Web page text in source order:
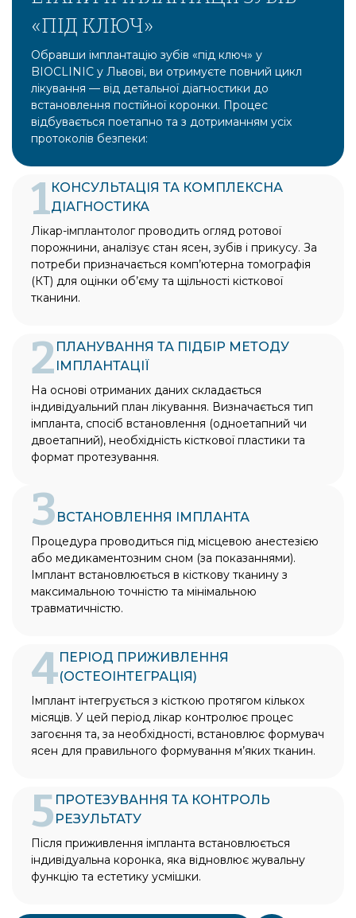
«ПІД КЛЮЧ»
Обравши імплантацію зубів «під ключ» у
BIOCLINIC у Львові, ви отримуєте повний цикл
лікування — від детальної діагностики до
встановлення постійної коронки. Процес
відбувається поетапно та з дотриманням усіх
протоколів безпеки:
1КОНСУЛЬТАЦІЯ ТА КОМПЛЕКСНА
ДІАГНОСТИКА
Лікар-імплантолог проводить огляд ротової
порожнини, аналізує стан ясен, зубів і прикусу. За
потреби призначається комп’ютерна томографія
(КТ) для оцінки об’єму та щільності кісткової
тканини.
2 ПЛАНУВАННЯ ТА ПІДБІР МЕТОДУ
ІМПЛАНТАЦІЇ
На основі отриманих даних складається
індивідуальний план лікування. Визначається тип
імпланта, спосіб встановлення (одноетапний чи
двоетапний), необхідність кісткової пластики та
формат протезування.
3 ВСТАНОВЛЕННЯ ІМПЛАНТА
Процедура проводиться під місцевою анестезією
або медикаментозним сном (за показаннями).
Імплант встановлюється в кісткову тканину з
максимальною точністю та мінімальною
травматичністю.
4ПЕРІОД ПРИЖИВЛЕННЯ
(ОСТЕОІНТЕГРАЦІЯ)
Імплант інтегрується з кісткою протягом кількох
місяців. У цей період лікар контролює процес
загоєння та, за необхідності, встановлює формувач
ясен для правильного формування м’яких тканин.
5 ПРОТЕЗУВАННЯ ТА КОНТРОЛЬ
РЕЗУЛЬТАТУ
Після приживлення імпланта встановлюється
індивідуальна коронка, яка відновлює жувальну
функцію та естетику усмішки.